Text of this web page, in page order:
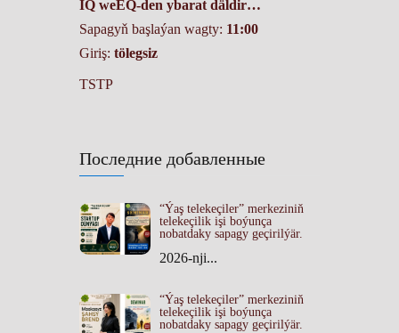
Последние добавленные
“Ýaş telekeçiler” merkeziniň
telekeçilik işi boýunça
nobatdaky sapagy geçirilýär.
2026-nji...
“Ýaş telekeçiler” merkeziniň
telekeçilik işi boýunça
nobatdaky sapagy geçirilýär.
IQ weEQ-den ybarat däldir…
Sapagyň başlaýan wagty: 11:00
Giriş: tölegsiz
TSTP